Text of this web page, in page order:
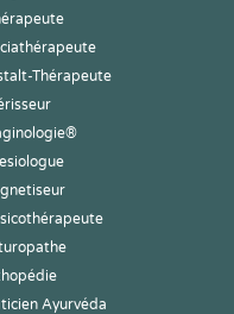
Thérapeute
Ayurvéda